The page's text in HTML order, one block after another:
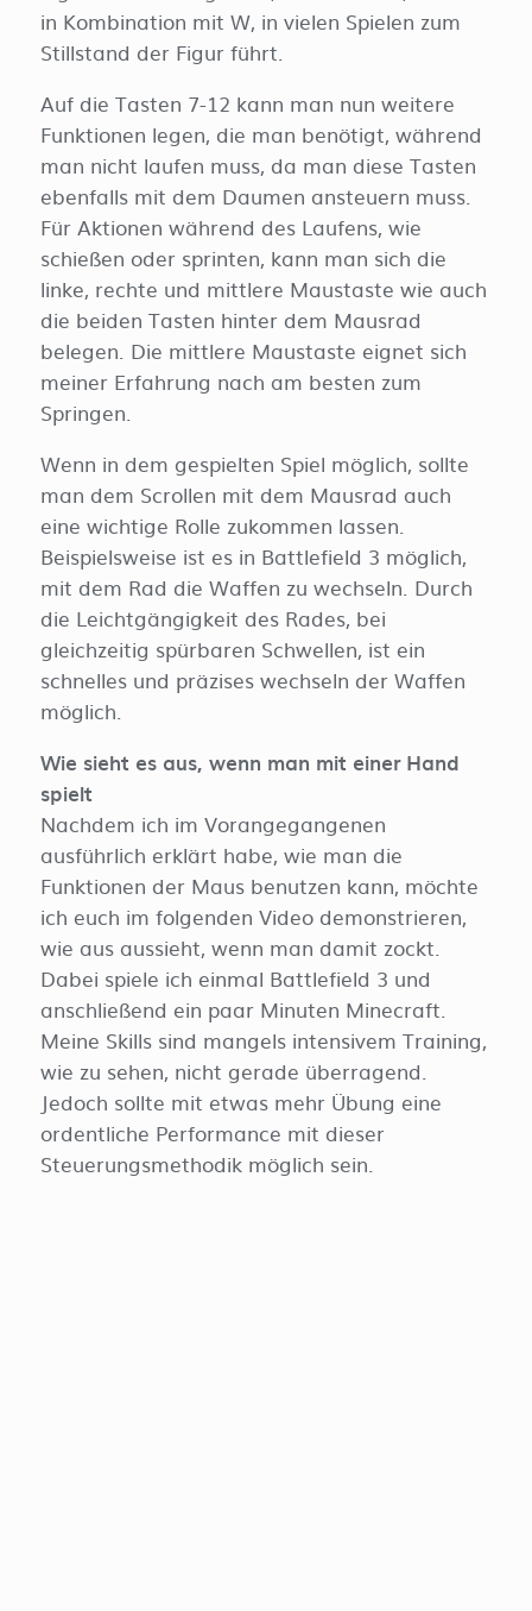
in Kombination mit W, in vielen Spielen zum
Stillstand der Figur führt.
Auf die Tasten 7-12 kann man nun weitere
Funktionen legen, die man benötigt, während
man nicht laufen muss, da man diese Tasten
ebenfalls mit dem Daumen ansteuern muss.
Für Aktionen während des Laufens, wie
schießen oder sprinten, kann man sich die
linke, rechte und mittlere Maustaste wie auch
die beiden Tasten hinter dem Mausrad
belegen. Die mittlere Maustaste eignet sich
meiner Erfahrung nach am besten zum
Springen.
Wenn in dem gespielten Spiel möglich, sollte
man dem Scrollen mit dem Mausrad auch
eine wichtige Rolle zukommen lassen.
Beispielsweise ist es in Battlefield 3 möglich,
mit dem Rad die Waffen zu wechseln. Durch
die Leichtgängigkeit des Rades, bei
gleichzeitig spürbaren Schwellen, ist ein
schnelles und präzises wechseln der Waffen
möglich.
Wie sieht es aus, wenn man mit einer Hand
spielt
Nachdem ich im Vorangegangenen
ausführlich erklärt habe, wie man die
Funktionen der Maus benutzen kann, möchte
ich euch im folgenden Video demonstrieren,
wie aus aussieht, wenn man damit zockt.
Dabei spiele ich einmal Battlefield 3 und
anschließend ein paar Minuten Minecraft.
Meine Skills sind mangels intensivem Training,
wie zu sehen, nicht gerade überragend.
Jedoch sollte mit etwas mehr Übung eine
ordentliche Performance mit dieser
Steuerungsmethodik möglich sein.